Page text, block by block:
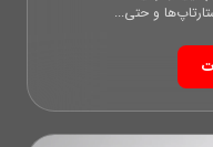
و حتی...